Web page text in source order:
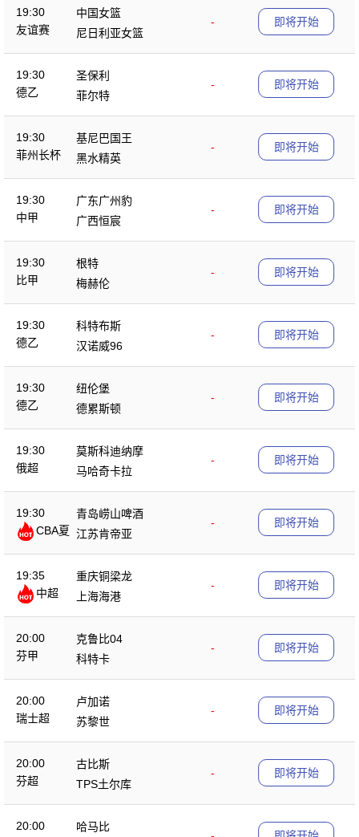
19:30
友谊赛
中国女篮
-
尼日利亚女篮
即将开始
19:30
德乙
圣保利
-
菲尔特
即将开始
19:30
菲州长杯
基尼巴国王
-
黑水精英
即将开始
19:30
中甲
广东广州豹
-
广西恒宸
即将开始
19:30
比甲
根特
-
梅赫伦
即将开始
19:30
德乙
科特布斯
-
汉诺威96
即将开始
19:30
德乙
纽伦堡
-
德累斯顿
即将开始
19:30
俄超
莫斯科迪纳摩
-
马哈奇卡拉
即将开始
19:30
CBA夏
青岛崂山啤酒
-
江苏肯帝亚
即将开始
19:35
中超
重庆铜梁龙
-
上海海港
即将开始
20:00
芬甲
克鲁比04
-
科特卡
即将开始
20:00
瑞士超
卢加诺
-
苏黎世
即将开始
20:00
芬超
古比斯
-
TPS土尔库
即将开始
20:00
哈马比